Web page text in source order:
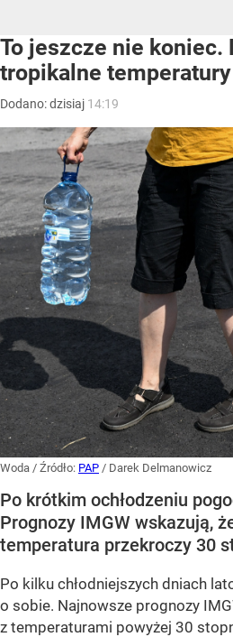
To jeszcze nie koniec.
tropikalne temperatury
Dodano:dzisiaj 14:19
Woda / Źródło: PAP / Darek Delmanowicz
Po krótkim ochłodzeniu
Prognozy IMGW wskazują,
temperatura przekroczy 30
Po kilku chłodniejszych dniach
o sobie. Najnowsze prognozy
z temperaturami powyżej 30